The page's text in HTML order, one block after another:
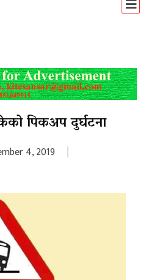
पिकअप दुर्घटना
4, 2019